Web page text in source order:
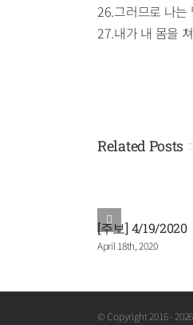
26.그러므로 나는
27.내가 내 몸을
Related Posts
[주보] 4/19/2020
April 18th, 2020
© Copyright 2016 -